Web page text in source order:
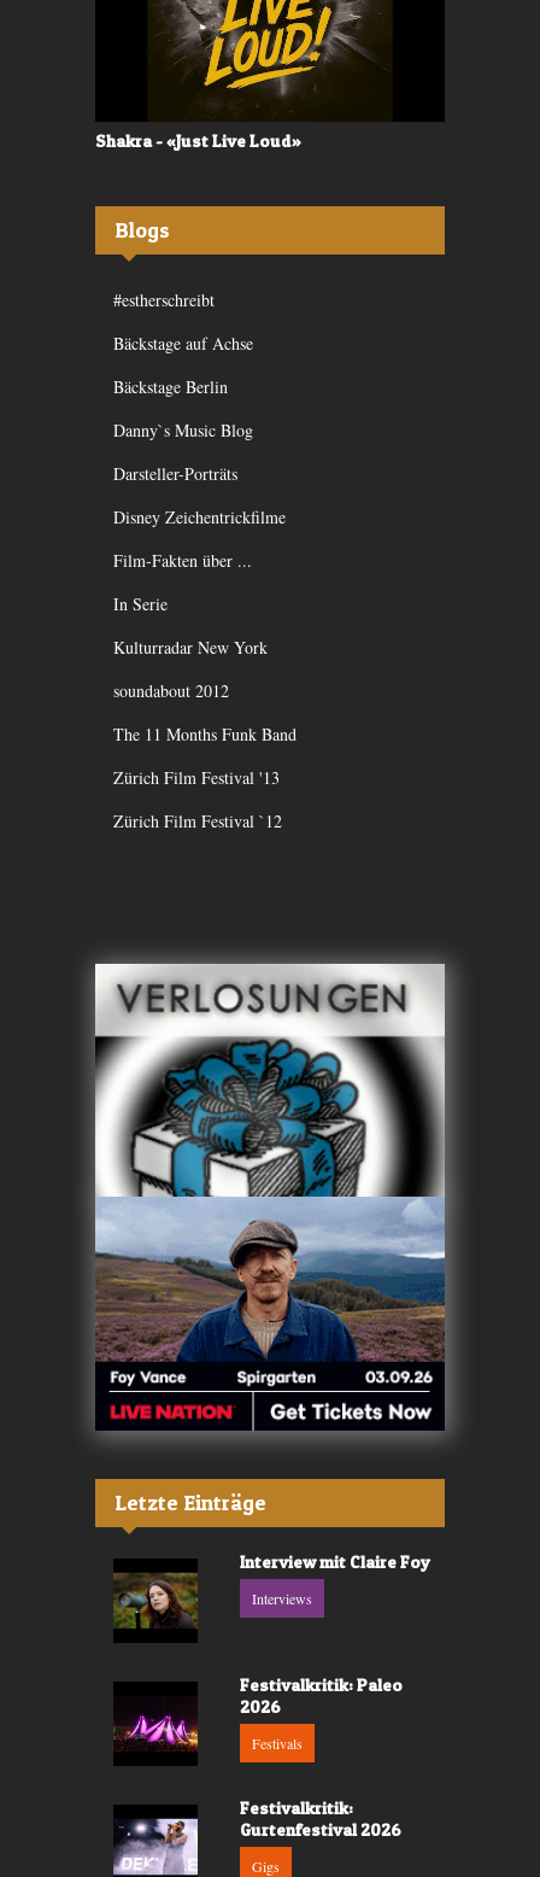
Shakra - «Just Live Loud»
Blogs
#estherschreibt
Bäckstage auf Achse
Bäckstage Berlin
Danny`s Music Blog
Darsteller-Porträts
Disney Zeichentrickfilme
Film-Fakten über ...
In Serie
Kulturradar New York
soundabout 2012
The 11 Months Funk Band
Zürich Film Festival '13
Zürich Film Festival `12
Letzte Einträge
Interview mit Claire Foy
Interviews
Festivalkritik: Paleo
2026
Festivals
Festivalkritik:
Gurtenfestival 2026
Gigs